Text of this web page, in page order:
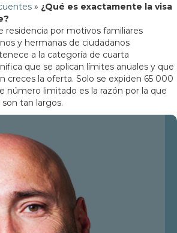
» ¿Qué es exactamente la visa
residencia por motivos familiares
y hermanas de ciudadanos
a la categoría de cuarta
que se aplican límites anuales y que
creces la oferta. Solo se expiden 65 000
número limitado es la razón por la que
tan largos.